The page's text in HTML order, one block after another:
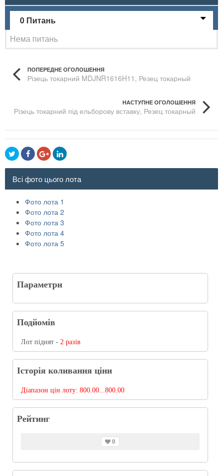
0 Питань
Нема питань
ПОПЕРЕДНЕ ОГОЛОШЕННЯ
Різець токарний MDJNR1616H11, Резец токарный
НАСТУПНЕ ОГОЛОШЕННЯ
Різець токарний під ельборову вставку, Резец токарный
Всі фото цього лота
Фото лота 1
Фото лота 2
Фото лота 3
Фото лота 4
Фото лота 5
Параметри
Подйомів
Лот піднят - 2 разів
Історія коливання ціни
Діапазон цін лоту: 800.00...800.00
Рейтинг
0